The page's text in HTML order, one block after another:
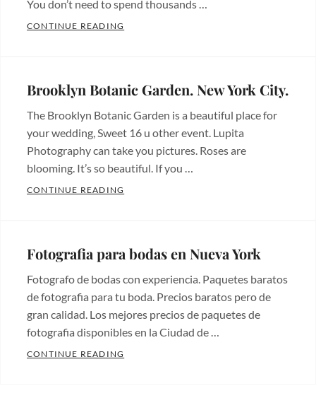
You don’t need to spend thousands …
CONTINUE READING
places
Fotos
de
bodas,
Hermosos
lugares,
Wedding
brooklyn,
prospect
park ,
quinceanera ,
sweet
sixteen,
Brooklyn Botanic Garden. New York City.
The Brooklyn Botanic Garden is a beautiful place for
your wedding, Sweet 16 u other event. Lupita
Photography can take you pictures. Roses are
blooming. It’s so beautiful. If you …
CONTINUE READING
places
Hermosos
lugaresTags:
bodas,
bronx,
brooklyn ,
brooklyn
Fotografia para bodas en Nueva York
Fotografo de bodas con experiencia. Paquetes baratos
de fotografia para tu boda. Precios baratos pero de
gran calidad. Los mejores precios de paquetes de
fotografia disponibles en la Ciudad de …
CONTINUE READING